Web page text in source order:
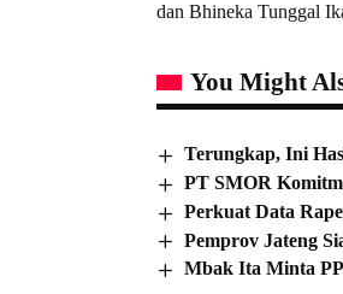
dan Bhineka Tunggal
You Might
Terungkap, Ini
PT SMOR
Perkuat Data
Pemprov Jateng
Mbak Ita Minta